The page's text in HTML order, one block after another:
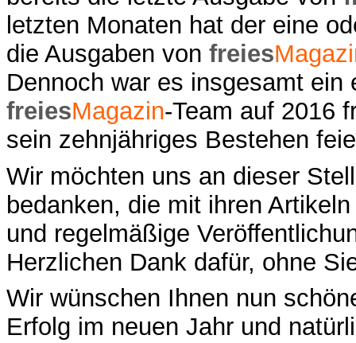
letzten Monaten hat der eine
die Ausgaben von freies
Dennoch war es insgesamt
freiesMagazin-Team auf 2016
sein zehnjähriges Bestehen
Wir möchten uns an dieser
bedanken, die mit ihren
und regelmäßige
Herzlichen Dank dafür, ohne
Wir wünschen Ihnen nun
Erfolg im neuen Jahr und